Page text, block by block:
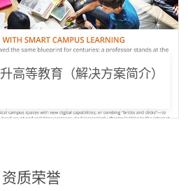
高等教育（解决方案简介）
资质荣誉